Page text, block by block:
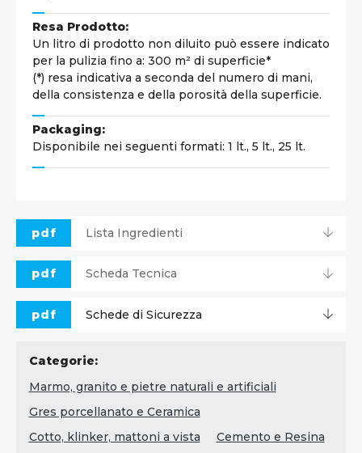
Resa Prodotto:
Un litro di prodotto non diluito può essere indicato
per la pulizia fino a: 300 m² di superficie*
(*) resa indicativa a seconda del numero di mani,
della consistenza e della porosità della superficie.
Packaging:
Disponibile nei seguenti formati: 1 lt., 5 lt., 25 lt.
pdf Lista Ingredienti
pdf Scheda Tecnica
pdf Schede di Sicurezza
Categorie:
Marmo, granito e pietre naturali e artificiali
Gres porcellanato e Ceramica
Cotto, klinker, mattoni a vista
Cemento e Resina